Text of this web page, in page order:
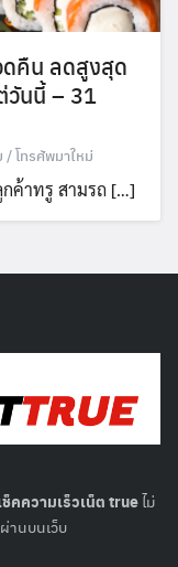
คืน ลดสูงสุด
วันนี้ – 31
/ โทรศัพมาใหม่
กค้าทรู สามรถ […]
ช็คความเร็วเน็ต trueไม่
านบนเว็บ